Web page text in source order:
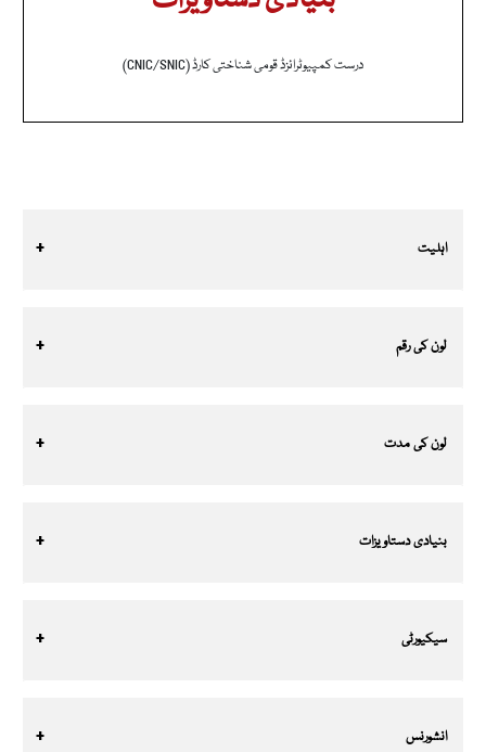
درست کمپیوٹرائزڈ قومی شناختی کارڈ (CNIC/SNIC)
اہلیت
لون کی رقم
لون کی مدت
بنیادی دستاویزات
سیکیورٹی
انشورنس